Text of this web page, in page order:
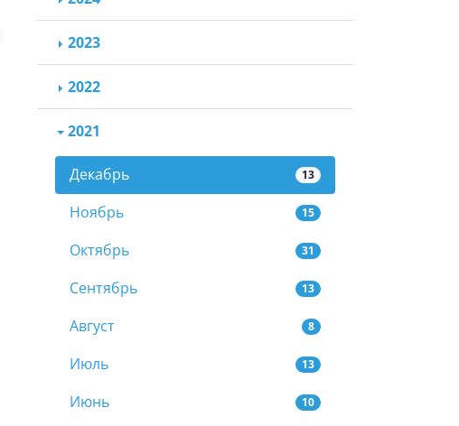
2023
2022
2021
Декабрь 13
Ноябрь 15
Октябрь 31
Сентябрь 13
Август 8
Июль 13
Июнь 10